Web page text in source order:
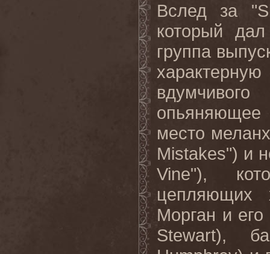
Вслед за "
который
группа
опьяняющее
место
Mistakes") и
Vine"),
цепляющих
Морган и
Stewart),